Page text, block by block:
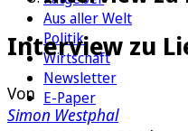
Aus aller Welt
Politik
Wirtschaft
Newsletter
E-Paper
Interview zu
Von
Simon Westphal